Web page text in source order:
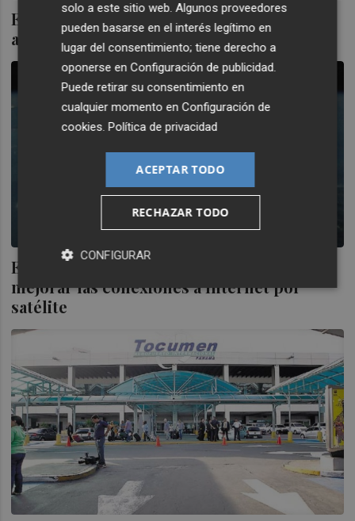
Eurona, cotizada del MAB, renueva su
alianza con RTVE y Aragón TV
Eurona (MAB) se une a Intelsat para
mejorar las conexiones a Internet por
satélite
solo a este sitio web. Algunos proveedores
pueden basarse en el interés legítimo en
lugar del consentimiento; tiene derecho a
oponerse enConfiguración de publicidad.
Puede retirar su consentimiento en
cualquier momento enConfiguración de
cookies.Política de privacidad
ACEPTAR TODO
RECHAZAR TODO
CONFIGURAR